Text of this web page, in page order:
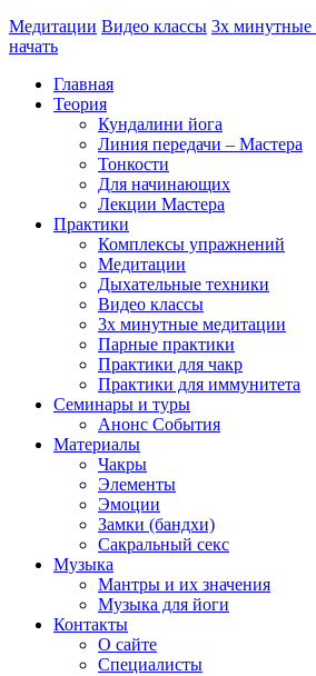
Медитации Видео классы 3х минутные
начать
Главная
Теория
Кундалини йога
Линия передачи – Мастера
Тонкости
Для начинающих
Лекции Мастера
Практики
Комплексы упражнений
Медитации
Дыхательные техники
Видео классы
3х минутные медитации
Парные практики
Практики для чакр
Практики для иммунитета
Семинары и туры
Анонс События
Материалы
Чакры
Элементы
Эмоции
Замки (бандхи)
Сакральный секс
Музыка
Мантры и их значения
Музыка для йоги
Контакты
О сайте
Специалисты